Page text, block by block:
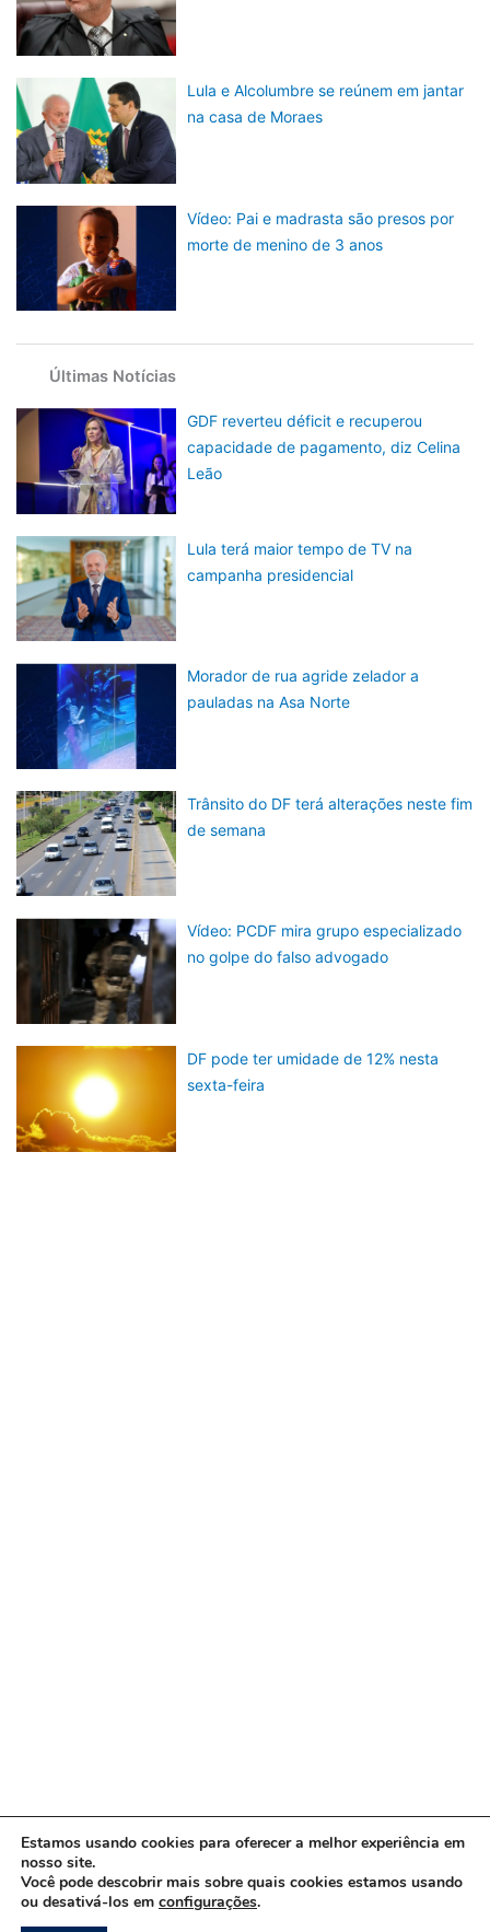
Lula e Alcolumbre se reúnem em jantar
na casa de Moraes
Vídeo: Pai e madrasta são presos por
morte de menino de 3 anos
Últimas Notícias
GDF reverteu déficit e recuperou
capacidade de pagamento, diz Celina
Leão
Lula terá maior tempo de TV na
campanha presidencial
Morador de rua agride zelador a
pauladas na Asa Norte
Trânsito do DF terá alterações neste fim
de semana
Vídeo: PCDF mira grupo especializado
no golpe do falso advogado
DF pode ter umidade de 12% nesta
sexta-feira
Copyright © 2026 www.ACORDA DF
Estamos usando cookies para oferecer a melhor experiência em
nosso site.
Você pode descobrir mais sobre quais cookies estamos usando
ou desativá-los em configurações.